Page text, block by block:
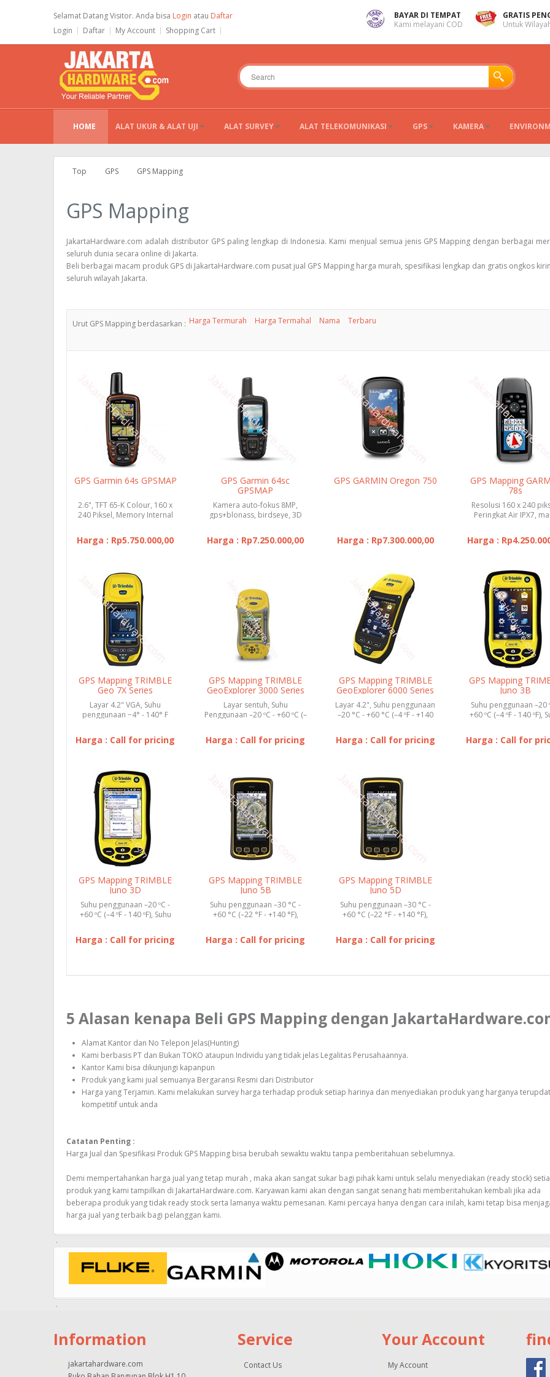
Selamat Datang Visitor. Anda bisa Login atau Daftar
Login
Daftar My Account Shopping Cart
BAYAR DI TEMPAT
Kami melayani COD
GRATIS
Untuk
HOME ALAT UKUR & ALAT UJI ALAT SURVEY ALAT TELEKOMUNIKASI GPS KAMERA
Top GPS GPS Mapping
GPS Mapping
JakartaHardware.com adalah distributor GPS paling lengkap di Indonesia. Kami menjual semua jenis GPS Mapping dengan berbagai
seluruh dunia secara online di Jakarta.
Beli berbagai macam produk GPS di JakartaHardware.com pusat jual GPS Mapping harga murah, spesifikasi lengkap dan gratis ongkos
seluruh wilayah Jakarta.
Urut GPS Mapping berdasarkan : Harga Termurah Harga Termahal Nama Terbaru
GPS Garmin 64s GPSMAP
2.6", TFT 65-K Colour, 160 x
240 Piksel, Memory Internal
Harga : Rp5.750.000,00
GPS Garmin 64sc
GPSMAP
Kamera auto-fokus 8MP,
gps+blonass, birdseye, 3D
Harga : Rp7.250.000,00
GPS GARMIN Oregon 750
Harga : Rp7.300.000,00
GPS Mapping
78s
Resolusi 160 x 240
Peringkat Air IPX7,
Harga :
GPS Mapping TRIMBLE
Geo 7X Series
Layar 4.2" VGA, Suhu
penggunaan −4° - 140° F
penyimpan...
Harga : Call for pricing
GPS Mapping TRIMBLE
GeoExplorer 3000 Series
Layar sentuh, Suhu
Penggunaan –20 ºC - +60 ºC (–
Harga : Call for pricing
GPS Mapping TRIMBLE
GeoExplorer 6000 Series
Layar 4.2", Suhu penggunaan
–20 °C - +60 °C (–4 ºF - +140
Harga : Call for pricing
GPS Mapping
Juno 3B
Suhu penggunaan –20
+60 ºC (–4 ºF - 140 ºF),
Harga : Call for
GPS Mapping TRIMBLE
Juno 3D
Suhu penggunaan –20 ºC -
+60 ºC (–4 ºF - 140 ºF), Suhu
Harga : Call for pricing
GPS Mapping TRIMBLE
Juno 5B
Suhu penggunaan –30 °C -
+60 °C (–22 °F - +140 °F),
Harga : Call for pricing
GPS Mapping TRIMBLE
Juno 5D
Suhu penggunaan –30 °C -
+60 °C (–22 °F - +140 °F),
Harga : Call for pricing
5 Alasan kenapa Beli GPS Mapping dengan
Alamat Kantor dan No Telepon Jelas(Hunting)
Kami berbasis PT dan Bukan TOKO ataupun Individu yang tidak jelas Legalitas Perusahaannya.
Kantor Kami bisa dikunjungi kapanpun
Produk yang kami jual semuanya Bergaransi Resmi dari Distributor
Harga yang Terjamin. Kami melakukan survey harga terhadap produk setiap harinya dan menyediakan produk yang harganya
kompetitif untuk anda
Catatan Penting :
Harga Jual dan Spesifikasi Produk GPS Mapping bisa berubah sewaktu waktu tanpa pemberitahuan sebelumnya.
Demi mempertahankan harga jual yang tetap murah , maka akan sangat sukar bagi pihak kami untuk selalu menyediakan (ready stock)
produk yang kami tampilkan di JakartaHardware.com. Karyawan kami akan dengan sangat senang hati memberitahukan kembali jika ada
beberapa produk yang tidak ready stock serta lamanya waktu pemesanan. Kami percaya hanya dengan cara inilah, kami tetap bisa
harga jual yang terbaik bagi pelanggan kami.
Information
jakartahardware.com
Service
Contact Us
Your Account
My Account